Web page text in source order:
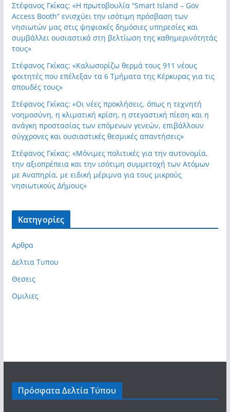
Στέφανος Γκίκας: «Η πρωτοβουλία “Smart Island – Gov
Access Booth” ενισχύει την ισότιμη πρόσβαση των
νησιωτών μας στις ψηφιακές δημόσιες υπηρεσίες και
συμβάλλει ουσιαστικά στη βελτίωση της καθημερινότητάς
τους»
Στέφανος Γκίκας: «Καλωσορίζω θερμά τους 911 νέους
φοιτητές που επέλεξαν τα 6 Τμήματα της Κέρκυρας για τις
σπουδές τους»
Στέφανος Γκίκας: «Οι νέες προκλήσεις, όπως η τεχνητή
νοημοσύνη, η κλιματική κρίση, η στεγαστική πίεση και η
ανάγκη προστασίας των επόμενων γενεών, επιβάλλουν
σύγχρονες και ουσιαστικές θεσμικές απαντήσεις»
Στέφανος Γκίκας: «Μόνιμες πολιτικές για την αυτονομία,
την αξιοπρέπεια και την ισότιμη συμμετοχή των Ατόμων
με Αναπηρία, με ειδική μέριμνα για τους μικρούς
νησιωτικούς Δήμους»
Kατηγορίες
Αρθρα
Δελτια Τυπου
Θεσεις
Ομιλιες
Πρόσφατα Δελτία Τύπου